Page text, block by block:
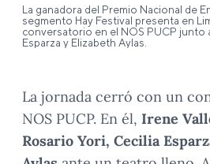
La ganadora del Premio Nacional de
segmento Hay Festival presenta en
conversatorio en el NOS PUCP junto
Esparza y Elizabeth Aylas.
La jornada cerró con un
NOS PUCP. En él, Irene
Rosario Yori, Cecilia